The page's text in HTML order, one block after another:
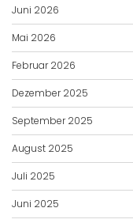
Juni 2026
Mai 2026
Februar 2026
Dezember 2025
September 2025
August 2025
Juli 2025
Juni 2025